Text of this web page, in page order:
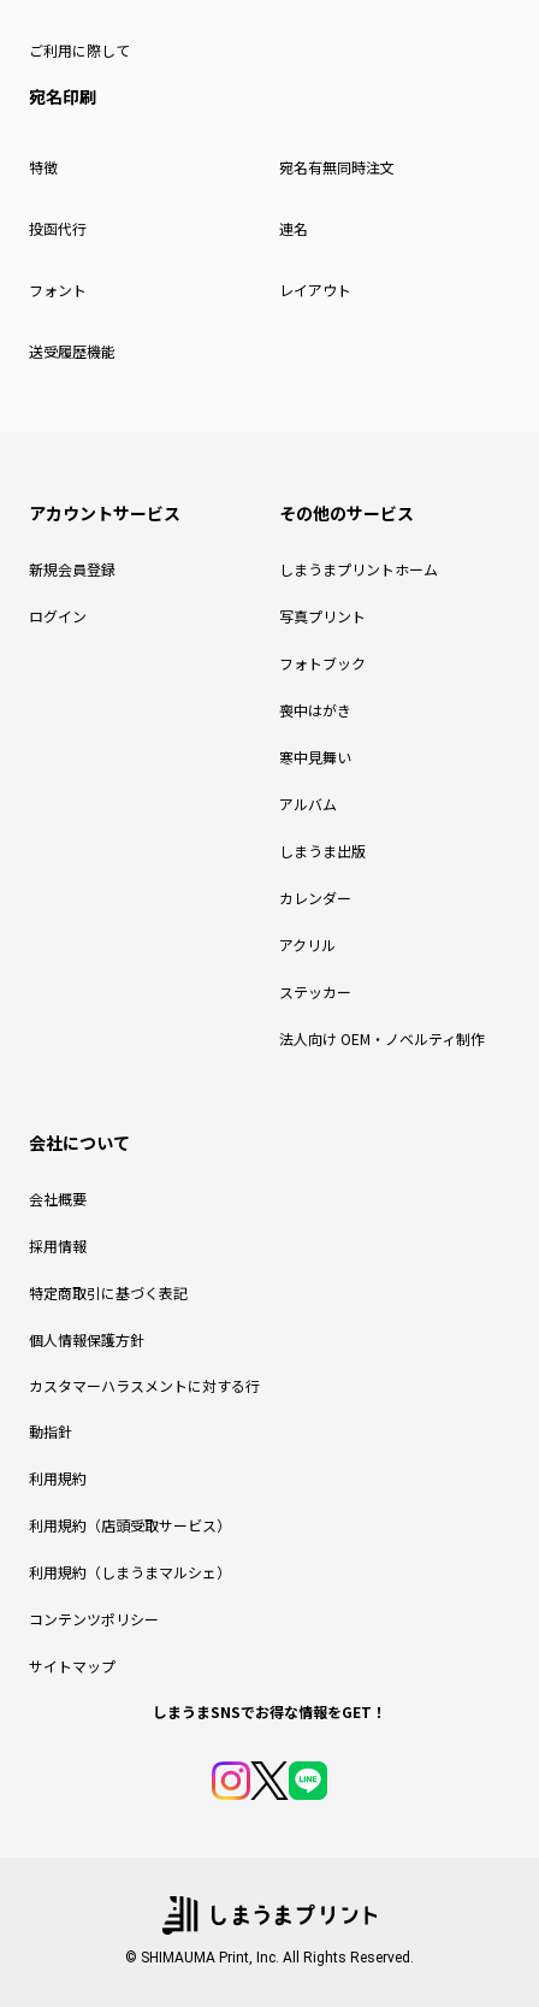
ご利用に際して
宛名印刷
特徴 宛名有無同時注文
投函代行 連名
フォント レイアウト
送受履歴機能
アカウントサービス
新規会員登録
ログイン
その他のサービス
しまうまプリントホーム
写真プリント
フォトブック
喪中はがき
寒中見舞い
アルバム
しまうま出版
カレンダー
アクリル
ステッカー
法人向け OEM・ノベルティ制作
会社について
会社概要
採用情報
特定商取引に基づく表記
個人情報保護方針
カスタマーハラスメントに対する行
動指針
利用規約
利用規約（店頭受取サービス）
利用規約（しまうまマルシェ）
コンテンツポリシー
サイトマップ
しまうまSNSでお得な情報をGET！
© SHIMAUMA Print, Inc. All Rights Reserved.